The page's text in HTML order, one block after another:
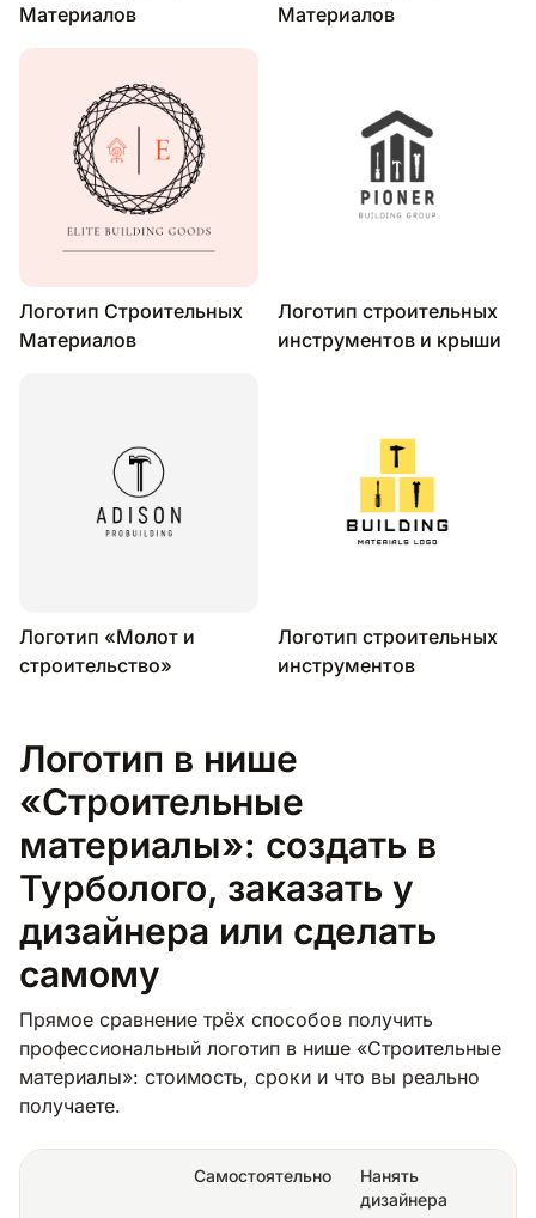
Материалов
Материалов
Логотип Строительных
Материалов
Логотип строительных
инструментов и крыши
Логотип «Молот и
строительство»
Логотип строительных
инструментов
Логотип в нише
«Строительные
материалы»: создать в
Турболого, заказать у
дизайнера или сделать
самому
Прямое сравнение трёх способов получить
профессиональный логотип в нише «Строительные
материалы»: стоимость, сроки и что вы реально
получаете.
Самостоятельно
Нанять
дизайнера